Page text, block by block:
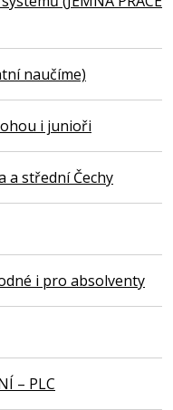
naučíme)
i junioři
a střední Čechy
i pro absolventy
– PLC